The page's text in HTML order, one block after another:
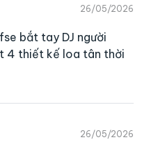
26/05/2026
bắt tay DJ người
4 thiết kế loa tân thời
26/05/2026